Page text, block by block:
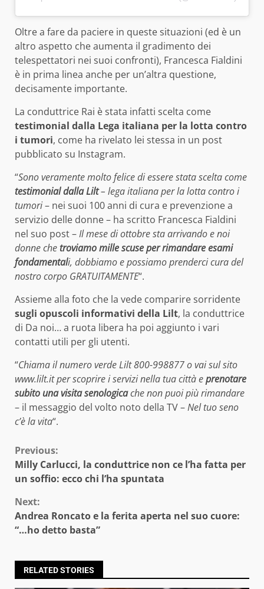
Oltre a fare da paciere in queste situazioni (ed è un
altro aspetto che aumenta il gradimento dei
telespettatori nei suoi confronti), Francesca Fialdini
è in prima linea anche per un’altra questione,
decisamente importante.
La conduttrice Rai è stata infatti scelta come
testimonial dalla Lega italiana per la lotta contro
i tumori, come ha rivelato lei stessa in un post
pubblicato su Instagram.
“Sono veramente molto felice di essere stata scelta come
testimonial dalla Lilt– lega italiana per la lotta contro i
tumori– nei suoi 100 anni di cura e prevenzione a
servizio delle donne – ha scritto Francesca Fialdini
nel suo post –Il mese di ottobre sta arrivando e noi
donne chetroviamo mille scuse per rimandare esami
fondamentali, dobbiamo e possiamo prenderci cura del
nostro corpo GRATUITAMENTE“.
Assieme alla foto che la vede comparire sorridente
sugli opuscoli informativi della Lilt, la conduttrice
di Da noi… a ruota libera ha poi aggiunto i vari
contatti utili per gli utenti.
“Chiama il numero verde Lilt 800-998877 o vai sul sito
www.lilt.it per scoprire i servizi nella tua città eprenotare
subito una visita senologicache non puoi più rimandare
– il messaggio del volto noto della TV –Nel tuo seno
c’è la vita“.
Continue
Reading
Previous:
Milly Carlucci, la conduttrice non ce l’ha fatta per
un soffio: ecco chi l’ha spuntata
Next:
Andrea Roncato e la ferita aperta nel suo cuore:
“…ho detto basta”
RELATED STORIES